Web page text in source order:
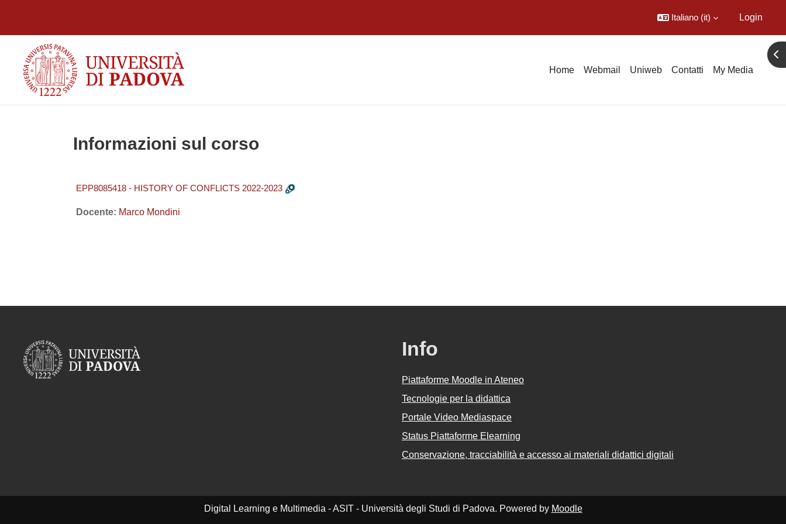
Italiano ‎(it)‎ Login
Home Webmail Uniweb Contatti My Media
Informazioni sul corso
EPP8085418 - HISTORY OF CONFLICTS 2022-2023
Docente: Marco Mondini
Info
Piattaforme Moodle in Ateneo
Tecnologie per la didattica
Portale Video Mediaspace
Status Piattaforme Elearning
Conservazione, tracciabilità e accesso ai materiali didattici digitali
Digital Learning e Multimedia - ASIT - Università degli Studi di Padova. Powered by Moodle